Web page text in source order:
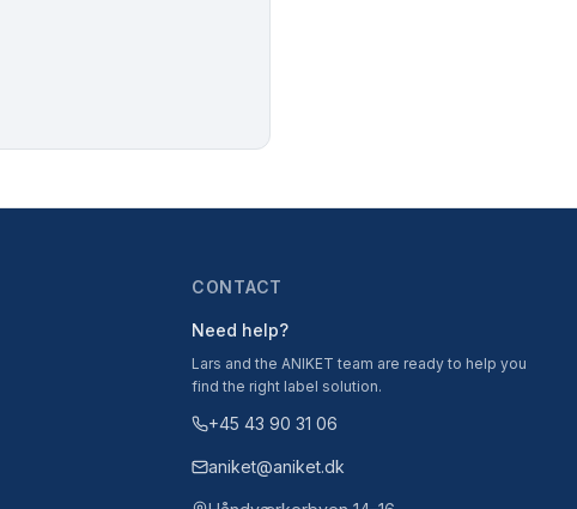
CONTACT
Need help?
Lars and the ANIKET team are ready to help you
find the right label solution.
+45 43 90 31 06
aniket@aniket.dk